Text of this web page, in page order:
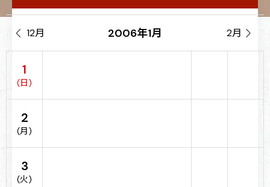
 12月 2006年1月 2月 
1
(日)
2
(月)
3
(火)